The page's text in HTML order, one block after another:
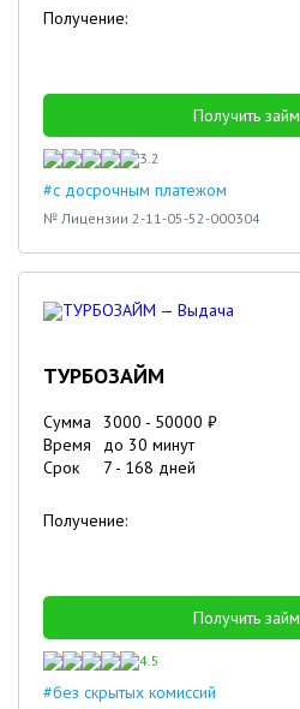
Получение:
Получить займ
3.2
#с досрочным платежом
№ Лицензии 2-11-05-52-000304
ТУРБОЗАЙМ
Сумма 3000 - 50000 ₽
Время
до 30 минут
Срок
7 - 168 дней
Получение:
Получить займ
4.5
#без скрытых комиссий